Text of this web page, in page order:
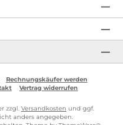
Rechnungskäufer werden
Vertrag widerrufen
zzgl. Versandkosten und ggf.
anders angegeben.